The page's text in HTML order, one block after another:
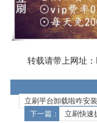
转载请带上网址
立刷平台卸载啦咋安
下一篇：
立刷快速